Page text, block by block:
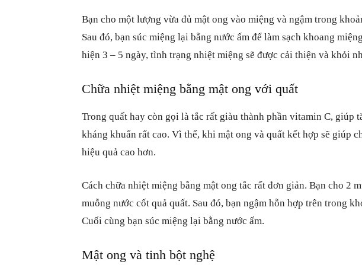
Bạn cho một lượng vừa đủ mật ong vào miệng và ngậm trong
Sau đó, bạn súc miệng lại bằng nước ấm để làm sạch khoang
hiện 3 – 5 ngày, tình trạng nhiệt miệng sẽ được cải thiện và khỏi
Chữa nhiệt miệng bằng mật ong với quất
Trong quất hay còn gọi là tắc rất giàu thành phần vitamin C, giúp
kháng khuẩn rất cao. Vì thế, khi mật ong và quất kết hợp sẽ giúp
hiệu quả cao hơn.
Cách chữa nhiệt miệng bằng mật ong tắc rất đơn giản. Bạn cho 2
muỗng nước cốt quả quất. Sau đó, bạn ngậm hỗn hợp trên trong
Cuối cùng bạn súc miệng lại bằng nước ấm.
Mật ong và tinh bột nghệ